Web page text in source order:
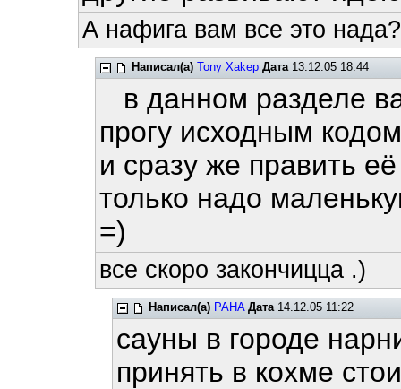
А нафига вам все это нада?
Написал(а) Tony Xakep Дата13.12.05 18:44
в данном разделе
прогу исходным кодом
и сразу же править
только надо
=)
все скоро закончицца .)
Написал(а) PAHA Дата14.12.05 11:22
сауны в городе
принять в кохме